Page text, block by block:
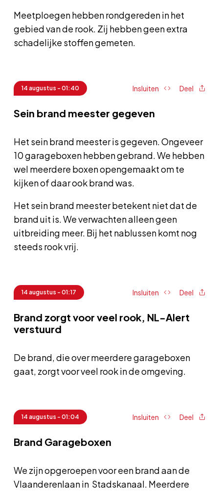
Meetploegen hebben rondgereden in het
gebied van de rook. Zij hebben geen extra
schadelijke stoffen gemeten.
14 augustus - 01:40 Insluiten Deel
Sein brand meester gegeven
Het sein brand meester is gegeven. Ongeveer
10 garageboxen hebben gebrand. We hebben
wel meerdere boxen opengemaakt om te
kijken of daar ook brand was.
Het sein brand meester betekent niet dat de
brand uit is. We verwachten alleen geen
uitbreiding meer. Bij het nablussen komt nog
steeds rook vrij.
14 augustus - 01:17 Insluiten Deel
Brand zorgt voor veel rook, NL-Alert
verstuurd
De brand, die over meerdere garageboxen
gaat, zorgt voor veel rook in de omgeving.
14 augustus - 01:04 Insluiten Deel
Brand Garageboxen
We zijn opgeroepen voor een brand aan de
Vlaanderenlaan in Stadskanaal. Meerdere